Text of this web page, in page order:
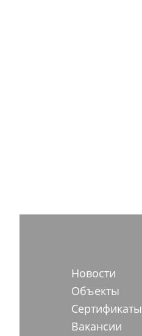
Новости
Объекты
Сертификаты
Вакансии